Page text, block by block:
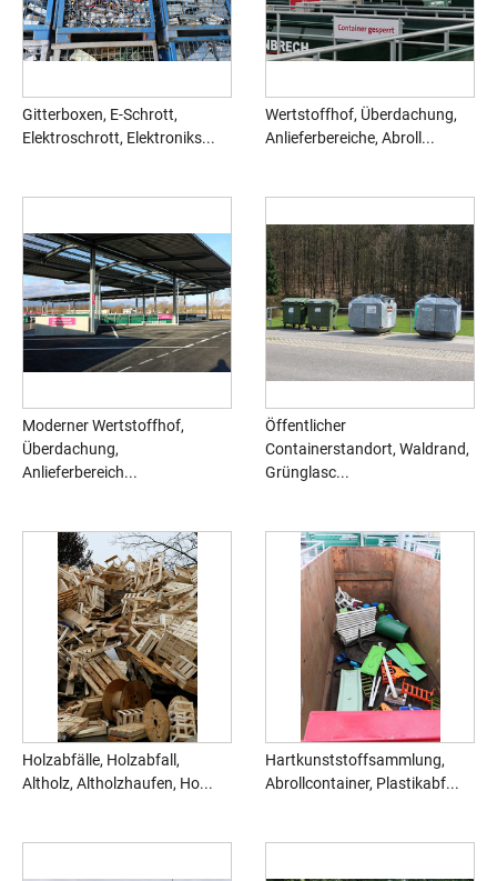
Gitterboxen, E-Schrott,
Elektroschrott, Elektroniks...
Wertstoffhof, Überdachung,
Anlieferbereiche, Abroll...
Moderner Wertstoffhof,
Überdachung,
Anlieferbereich...
Öffentlicher
Containerstandort, Waldrand,
Grünglasc...
Holzabfälle, Holzabfall,
Altholz, Altholzhaufen, Ho...
Hartkunststoffsammlung,
Abrollcontainer, Plastikabf...